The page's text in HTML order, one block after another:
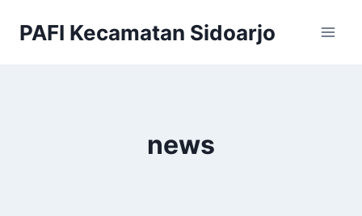
PAFI Kecamatan Sidoarjo
news